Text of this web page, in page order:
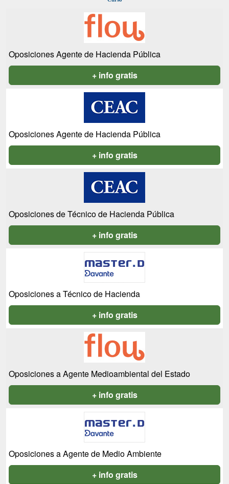
Oposiciones Agente de Hacienda Pública
+ info gratis
Oposiciones Agente de Hacienda Pública
+ info gratis
Oposiciones de Técnico de Hacienda Pública
+ info gratis
Oposiciones a Técnico de Hacienda
+ info gratis
Oposiciones a Agente Medioambiental del Estado
+ info gratis
Oposiciones a Agente de Medio Ambiente
+ info gratis